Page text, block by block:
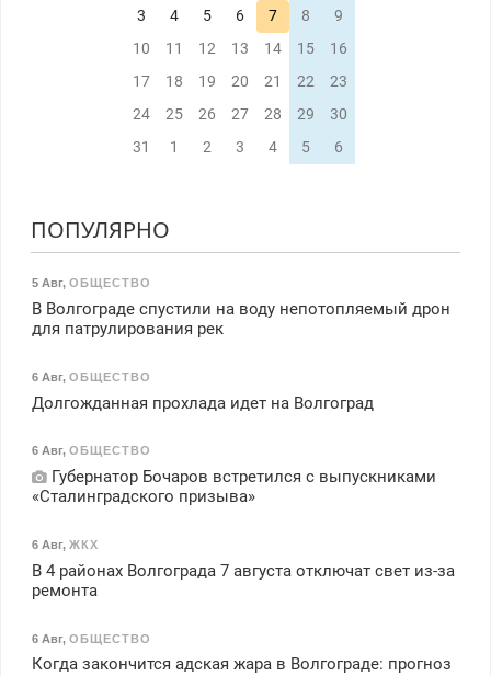
3
4 5 6 7 8
9
10
11 12 13 14 15
16
17
18 19 20 21 22
23
24
25 26 27 28 29
30
31
1 2 3 4 5 6
ПОПУЛЯРНО
5 Авг, ОБЩЕСТВО
В Волгограде спустили на воду непотопляемый дрон
для патрулирования рек
6 Авг, ОБЩЕСТВО
Долгожданная прохлада идет на Волгоград
6 Авг, ОБЩЕСТВО
Губернатор Бочаров встретился с выпускниками
«Сталинградского призыва»
6 Авг, ЖКХ
В 4 районах Волгограда 7 августа отключат свет из-за
ремонта
6 Авг, ОБЩЕСТВО
Когда закончится адская жара в Волгограде: прогноз